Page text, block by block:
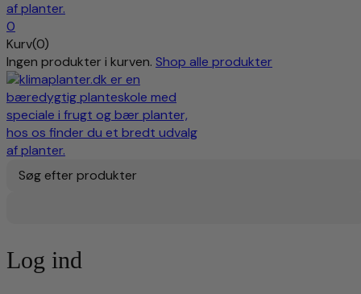
0
Kurv(0)
Ingen produkter i kurven. Shop alle produkter
Søg efter produkter
Log ind